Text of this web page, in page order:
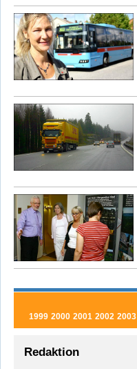
1999 2000 2001 2002 2003
Redaktion